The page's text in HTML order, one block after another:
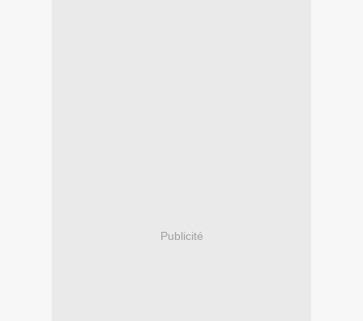
Publicité